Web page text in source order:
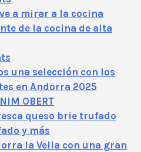
a mirar a la cocina
de la cocina de alta
una selección con los
en Andorra 2025
OBERT
queso brie trufado
y más
la Vella con una gran